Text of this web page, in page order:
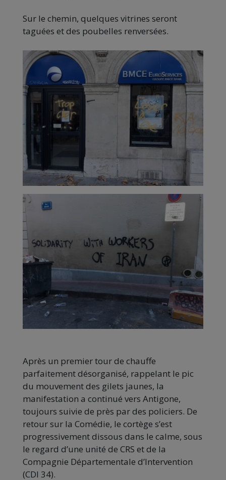
Sur le chemin, quelques vitrines seront
taguées et des poubelles renversées.
Après un premier tour de chauffe
parfaitement désorganisé, rappelant le pic
du mouvement des gilets jaunes, la
manifestation a continué vers Antigone,
toujours suivie de près par des policiers. De
retour sur la Comédie, le cortège s’est
progressivement dissous dans le calme, sous
le regard d’une unité de CRS et de la
Compagnie Départementale d’Intervention
(CDI 34).